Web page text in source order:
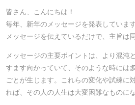
皆さん、こんにちは！
毎年、新年のメッセージを発表していま
メッセージを伝えているだけで、主旨は
メッセージの主要ポイントは、より混沌
すます向かっていて、そのような時には
ごとが生じます。これらの変化や試練に
れば、その人の人生は大変困難なものに